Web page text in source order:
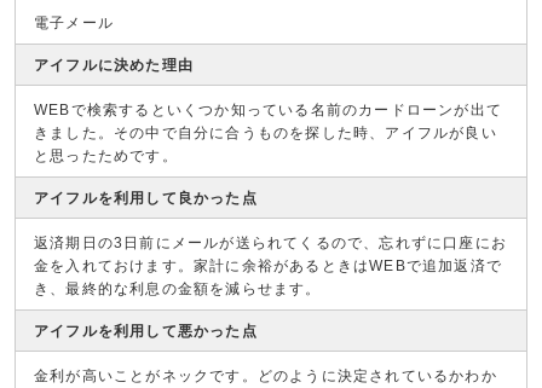
電子メール
アイフルに決めた理由
WEBで検索するといくつか知っている名前のカードローンが出て
きました。その中で自分に合うものを探した時、アイフルが良い
と思ったためです。
アイフルを利用して良かった点
返済期日の3日前にメールが送られてくるので、忘れずに口座にお
金を入れておけます。家計に余裕があるときはWEBで追加返済で
き、最終的な利息の金額を減らせます。
アイフルを利用して悪かった点
金利が高いことがネックです。どのように決定されているかわか